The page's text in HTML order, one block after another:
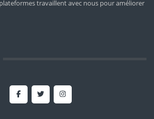
travaillent avec nous pour améliorer